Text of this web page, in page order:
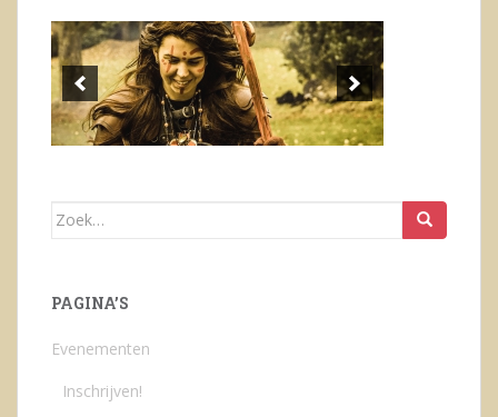
Zoek
PAGINA’S
Evenementen
Inschrijven!